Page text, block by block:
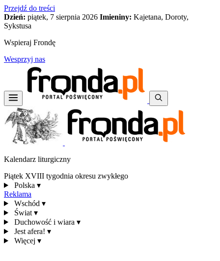
Przejdź do treści
Dzień: piątek, 7 sierpnia 2026 Imieniny: Kajetana, Doroty,
Sykstusa
Wspieraj Frondę
Wesprzyj nas
Kalendarz liturgiczny
Piątek XVIII tygodnia okresu zwykłego
Polska ▾
Reklama
Wschód ▾
Świat ▾
Duchowość i wiara ▾
Jest afera! ▾
Więcej ▾